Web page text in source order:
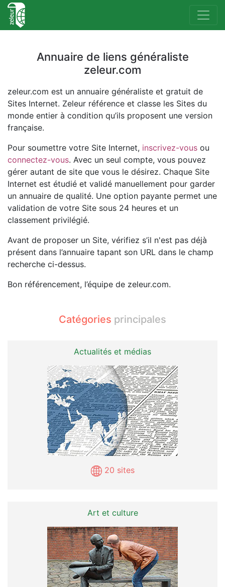
Annuaire de liens généraliste
zeleur.com
zeleur.com est un annuaire généraliste et gratuit de
Sites Internet. Zeleur référence et classe les Sites du
monde entier à condition qu’ils proposent une version
française.
Pour soumettre votre Site Internet, inscrivez-vous ou
connectez-vous. Avec un seul compte, vous pouvez
gérer autant de site que vous le désirez. Chaque Site
Internet est étudié et validé manuellement pour garder
un annuaire de qualité. Une option payante permet une
validation de votre Site sous 24 heures et un
classement privilégié.
Avant de proposer un Site, vérifiez s’il n'est pas déjà
présent dans l’annuaire tapant son URL dans le champ
recherche ci-dessus.
Bon référencement, l’équipe de zeleur.com.
Catégories principales
Actualités et médias
20 sites
Art et culture